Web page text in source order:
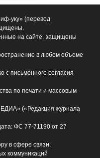
уку» (перевод
на сайте, защищены
в любом объеме
с письменного согласия
по печати и массовым
(«Редакция журнала
ФС 77-71190 от 27
в сфере связи,
коммуникаций